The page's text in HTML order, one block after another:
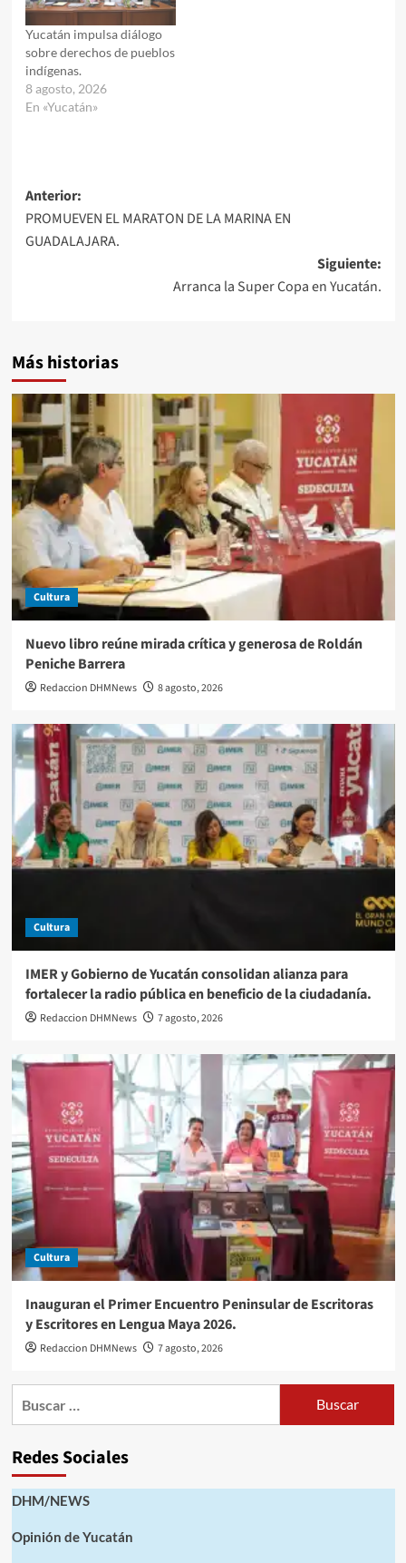
Yucatán impulsa diálogo
sobre derechos de pueblos
indígenas.
8 agosto, 2026
En «Yucatán»
Navegación
de
entradas
Anterior:
PROMUEVEN EL MARATON DE LA MARINA EN
GUADALAJARA.
Siguiente:
Arranca la Super Copa en Yucatán.
Más historias
Cultura
Nuevo libro reúne mirada crítica y generosa de Roldán
Peniche Barrera
Redaccion DHMNews 8 agosto, 2026
Cultura
IMER y Gobierno de Yucatán consolidan alianza para
fortalecer la radio pública en beneficio de la ciudadanía.
Redaccion DHMNews 7 agosto, 2026
Cultura
Inauguran el Primer Encuentro Peninsular de Escritoras
y Escritores en Lengua Maya 2026.
Redaccion DHMNews 7 agosto, 2026
Redes Sociales
DHM/NEWS
Opinión de Yucatán